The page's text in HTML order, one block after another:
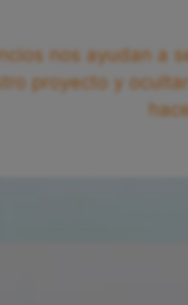
nos ayudan a
proyecto y